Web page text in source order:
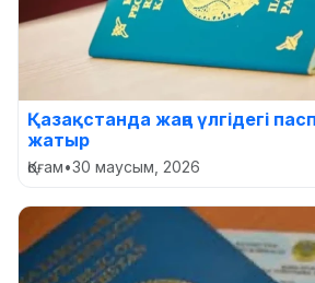
Қазақстанда жаңа үлгідегі
жатыр
Қоғам•30 маусым, 2026